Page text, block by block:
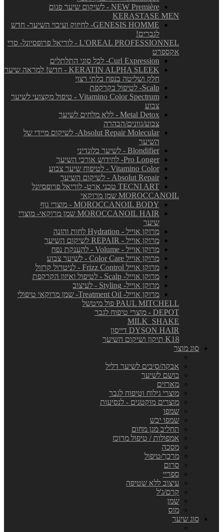
NEW Première - לשיקום שיער פגום
KERASTASE MEN
GENESIS HOMME- לחיזוק ועיבוי השיער- חדש
לגברים!
L'OREAL PROFESSIONNEL - לוריאל פרופסיונל- סרי
אקספרט
Curl Expression- לכל סוגי התלתלים
KERATIN ALPHA SLEEK - חדש! למראה שיער
חלק ושליטה בנפח בלתי רצוי
Scalp- לטיפול בקרקפת
Vitamino Color Spectrum - טיפול מקצועי לשיער
צבוע
Metal Detox - ללא מלחים לשיער
צבוע/גוונים/הבהרה
Absolut Repair Molecular- לשיקום מיידי של
השיער
Blondifier - לשיער בלונדיני
Pro Longer- לחידוש אורכי השיער
Vitamino Color - לטיפוח שיער צבוע
Absolut Repair - לשיקום השיער
TECNI ART טכני ארט- לוריאל פרופסיונל
MOROCCANOIL שמן מרוקאי
MOROCCANOIL BODY - מוצרי גוף
MOROCCANOIL HAIR שמן מרוקאי- מוצרי
שיער
מרוקן אוייל - Hydration לחות והזנה
מרוקן אוייל - REPAIR לשיקום השיער
מרוקן אוייל - Volume - להענקת נפח
מרוקן אוייל Color Care - לשיער צבוע
מרוקן אוייל Frizz Control - לניטרול קרזול
מרוקן אוייל- Scalp - לטיפול ואיזון הקרקפת
מרוקן אוייל- Styling - לעיצוב
מרוקן אוייל- Treatment Oil- שמן מרוקאי טיפולי
PAUL MITCHELL פול מיטשל
DEPOT - מוצרי טיפוח לגבר
MILK_SHAKE
DYSON HAIR דייסון
K18 תיקון ושיקום השיער
סוג מוצר
אבקה/סיבים לשיער דליל
בושם לשיער
מארזים
מוצרי גילוח וטיפוח לגבר
מוצרים מוקטנים - לנסיעות
שמפו
שמפו יבש
תחליב מגן מחום
אמפולות / טיפול מרוכז
מסכה
מרכך/טיפול
סרום
ספריי
עיצוב ללא שטיפה
קרם/ג'ל
שמן
מוס
סוג שיער